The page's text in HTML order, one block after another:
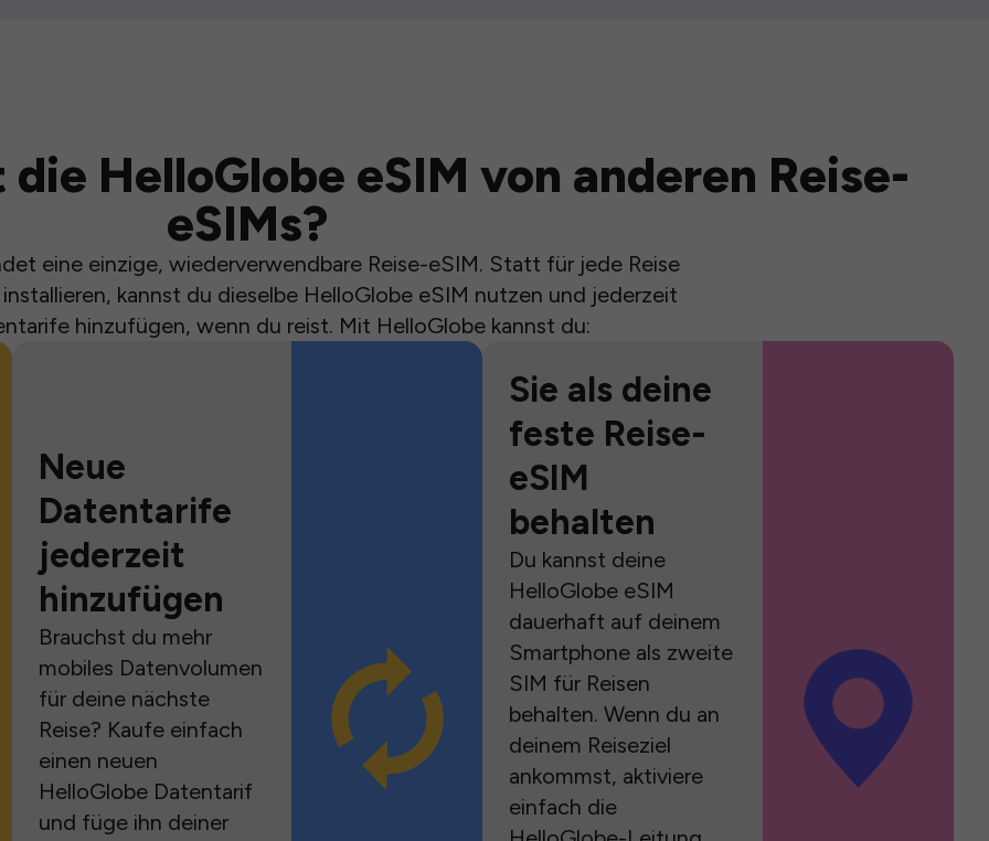
HelloGlobe eSIM von anderen Reise-
eSIMs?
eine einzige, wiederverwendbare Reise-eSIM. Statt für jede Reise
kannst du dieselbe HelloGlobe eSIM nutzen und jederzeit
hinzufügen, wenn du reist. Mit HelloGlobe kannst du:
Neue
Datentarife
jederzeit
hinzufügen
Brauchst du mehr
mobiles Datenvolumen
für deine nächste
Reise? Kaufe einfach
einen neuen
HelloGlobe Datentarif
und füge ihn deiner
Sie als deine
feste Reise-
eSIM
behalten
Du kannst deine
HelloGlobe eSIM
dauerhaft auf deinem
Smartphone als zweite
SIM für Reisen
behalten. Wenn du an
deinem Reiseziel
ankommst, aktiviere
einfach die